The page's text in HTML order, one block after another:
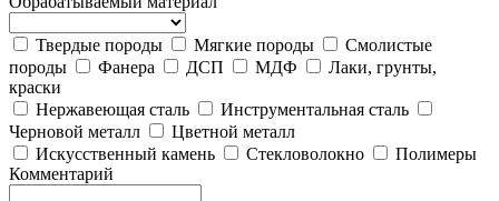
Твердые породы Мягкие породы
Смолистые
породы
Фанера ДСП МДФ
Лаки, грунты,
краски
Нержавеющая сталь
Инструментальная сталь
Черновой металл
Цветной металл
Искусственный камень
Стекловолокно
Полимеры
Комментарий